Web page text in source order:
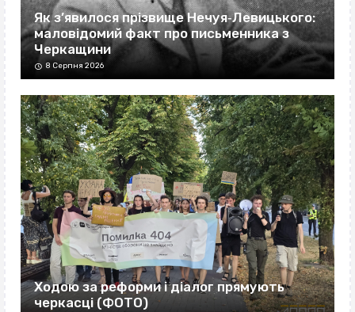
Як з’явилося прізвище Нечуя‐Левицького:
маловідомий факт про письменника з
Черкащини
8 Серпня 2026
Ходою за реформи і діалог прямують
черкасці (ФОТО)